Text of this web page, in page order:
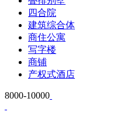
四合院
建筑综合体
商住公寓
写字楼
商铺
产权式酒店
8000-10000